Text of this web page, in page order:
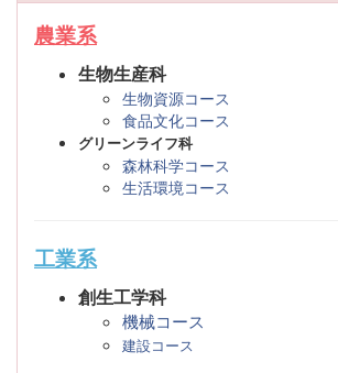
農業系
生物生産科
生物資源コース
食品文化コース
グリーンライフ科
森林科学コース
生活環境コース
工業系
創生工学科
機械コース
建設コース